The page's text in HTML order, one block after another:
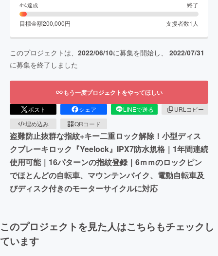
4%達成 終了
目標金額200,000円 支援者数1 人
このプロジェクトは、 2022/06/10に募集を開始し、 2022/07/31
に募集を終了しました
もう一度プロジェクトをやってほしい
ポスト シェア LINEで送る
URLコピー
埋め込み
QRコード
盗難防止抜群な指紋+キー二重ロック解除！小型ディス
クブレーキロック『Yeelock』IPX7防水規格｜1年間連続
使用可能｜16パターンの指紋登録｜6ｍｍのロックピン
でほとんどの自転車、マウンテンバイク、電動自転車及
びディスク付きのモーターサイクルに対応
このプロジェクトを見た人はこちらもチェックし
ています